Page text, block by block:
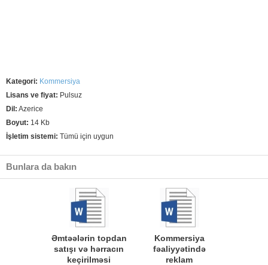
Kategori: Kommersiya
Lisans ve fiyat: Pulsuz
Dil: Azerice
Boyut: 14 Kb
İşletim sistemi: Tümü için uygun
Bunlara da bakın
Əmtəələrin topdan
satışı və hərracın
keçirilməsi
Kommersiya
fəaliyyətində
reklam